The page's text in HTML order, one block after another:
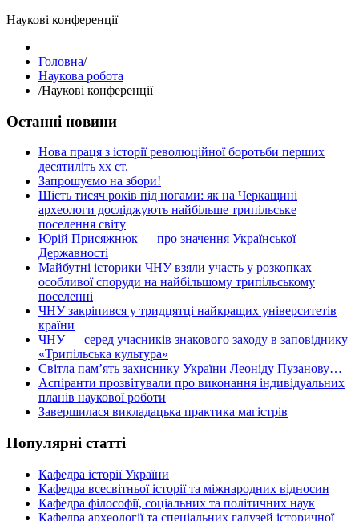
Наукові конференції
Головна/
Наукова робота
/Наукові конференції
Останні новини
Нова праця з історії революційної боротьби перших
десятиліть хх ст.
Запрошуємо на збори!
Шість тисяч років під ногами: як на Черкащині
археологи досліджують найбільше трипільське
поселення світу
Юрій Присяжнюк — про значення Української
Державності
Майбутні історики ЧНУ взяли участь у розкопках
особливої споруди на найбільшому трипільському
поселенні
ЧНУ закріпився у тридцятці найкращих університетів
країни
ЧНУ — серед учасників знакового заходу в заповіднику
«Трипільська культура»
Світла пам’ять захиснику України Леоніду Пузанову…
Аспіранти прозвітували про виконання індивідуальних
планів наукової роботи
Завершилася викладацька практика магістрів
Популярні статті
Кафедра історії України
Кафедра всесвітньої історії та міжнародних відносин
Кафедра філософії, соціальних та політичних наук
Кафедра археології та спеціальних галузей історичної